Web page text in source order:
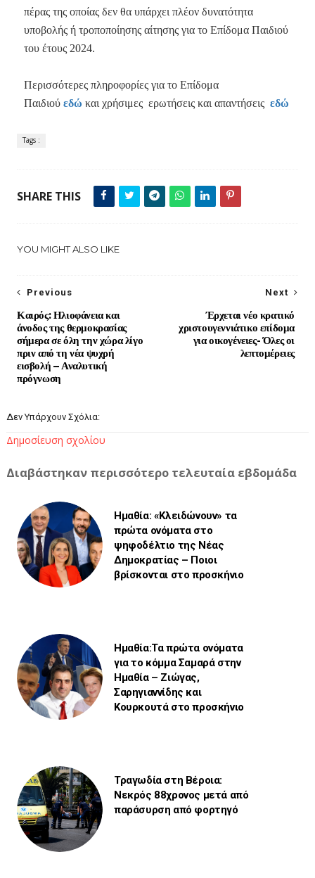
πέρας της οποίας δεν θα υπάρχει πλέον δυνατότητα
υποβολής ή τροποποίησης αίτησης για το Επίδομα Παιδιού
του έτους 2024.
Περισσότερες πληροφορίες για το Επίδομα
Παιδιού εδώ και χρήσιμες ερωτήσεις και απαντήσεις εδώ
Tags :
SHARE THIS
YOU MIGHT ALSO LIKE
Next
Έρχεται νέο κρατικό
χριστουγεννιάτικο επίδομα
για οικογένειες- Όλες οι
λεπτομέρειες
Previous
Καιρός: Ηλιοφάνεια και
άνοδος της θερμοκρασίας
σήμερα σε όλη την χώρα λίγο
πριν από τη νέα ψυχρή
εισβολή – Αναλυτική
πρόγνωση
Δεν Υπάρχουν Σχόλια:
Δημοσίευση σχολίου
Διαβάστηκαν περισσότερο τελευταία εβδομάδα
Ημαθία: «Κλειδώνουν» τα
πρώτα ονόματα στο
ψηφοδέλτιο της Νέας
Δημοκρατίας – Ποιοι
βρίσκονται στο προσκήνιο
Ημαθία:Τα πρώτα ονόματα
για το κόμμα Σαμαρά στην
Ημαθία – Ζιώγας,
Σαρηγιαννίδης και
Κουρκουτά στο προσκήνιο
Τραγωδία στη Βέροια:
Νεκρός 88χρονος μετά από
παράσυρση από φορτηγό